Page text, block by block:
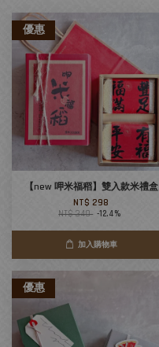
優惠
【new 呷米福稻】雙入款米禮盒
NT$ 298
NT$ 340 -12.4%
加入購物車
優惠